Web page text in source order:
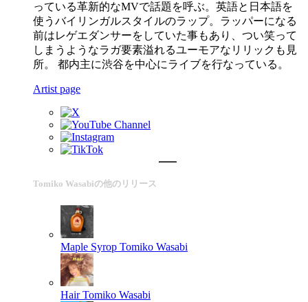
っている革新的なMVで話題を呼ぶ。英語と日本語を
使うバイリンガルスタイルのラップ。ラッパーになる
前はレゲエダンサーをしていた事もあり、つい笑って
しまうようなラガ要素溢れるユーモアなリリックも見
所。 都内主に渋谷を中心にライブを行なっている。
Artist page
Tomiko Wasabiの他のリリース
Maple Syrop Tomiko Wasabi
Hair Tomiko Wasabi